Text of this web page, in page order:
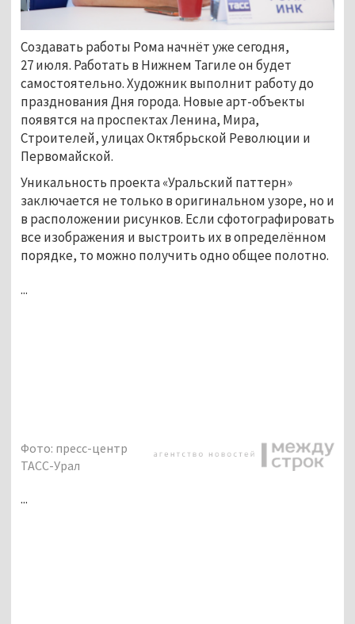
Создавать работы Рома начнёт уже сегодня,
27 июля. Работать в Нижнем Тагиле он будет
самостоятельно. Художник выполнит работу до
празднования Дня города. Новые арт-объекты
появятся на проспектах Ленина, Мира,
Строителей, улицах Октябрьской Революции и
Первомайской.
Уникальность проекта «Уральский паттерн»
заключается не только в оригинальном узоре, но и
в расположении рисунков. Если сфотографировать
все изображения и выстроить их в определённом
порядке, то можно получить одно общее полотно.
...
Фото: пресс-центр
ТАСС-Урал
...